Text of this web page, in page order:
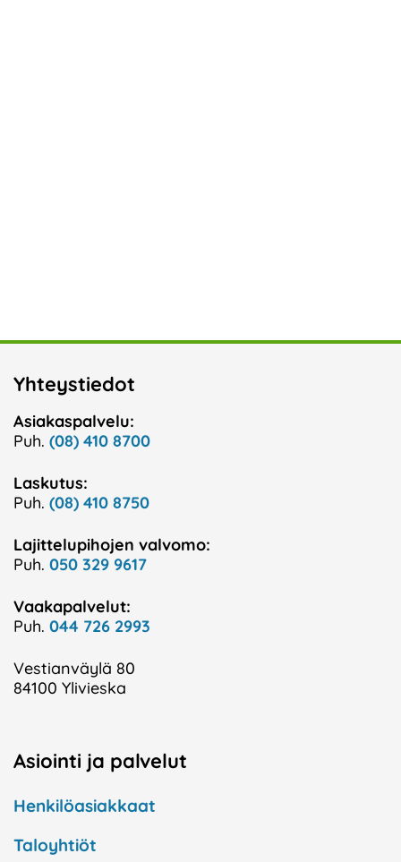
Yhteystiedot
Asiakaspalvelu:
Puh. (08) 410 8700
Laskutus:
Puh. (08) 410 8750
Lajittelupihojen valvomo:
Puh. 050 329 9617
Vaakapalvelut:
Puh. 044 726 2993
Vestianväylä 80
84100 Ylivieska
Asiointi ja palvelut
Henkilöasiakkaat
Taloyhtiöt